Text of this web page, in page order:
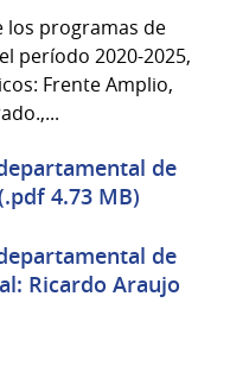
los programas de
período 2020-2025,
Frente Amplio,
de
4.73 MB)
de
Ricardo Araujo